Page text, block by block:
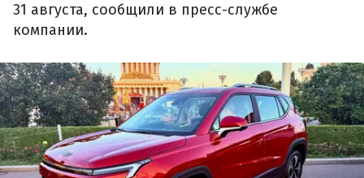
31 августа, сообщили в пресс-службе
компании.